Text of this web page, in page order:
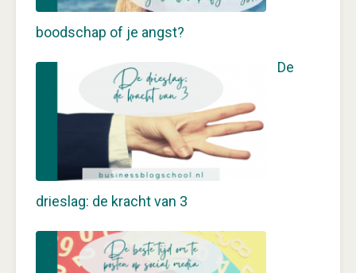
boodschap of je angst?
De
drieslag: de kracht van 3